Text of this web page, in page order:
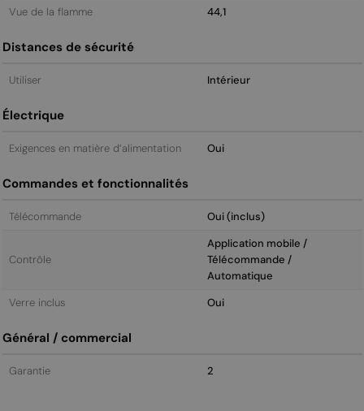
Vue de la flamme
44,1
Distances de sécurité
Utiliser Intérieur
Électrique
Exigences en matière d’alimentation Oui
Commandes et fonctionnalités
Télécommande Oui (inclus)
Contrôle
Application mobile /
Télécommande /
Automatique
Verre inclus
Oui
Général / commercial
Garantie 2